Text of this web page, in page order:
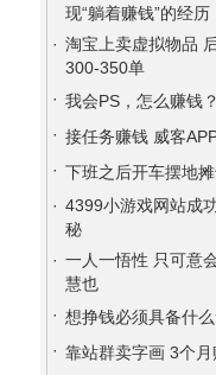
现“躺着赚钱”的经历
· 淘宝上卖虚拟物品
300-350单
· 我会PS，怎么赚钱？
· 接任务赚钱 威客
· 下班之后开车摆地
· 4399小游戏网站成
秘
· 一人一悟性 只可意
慧也
· 想挣钱必须具备什么
· 靠站群卖字画 3个